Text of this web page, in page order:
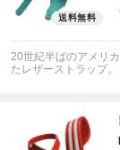
20世紀半ばのアメリ
たレザーストラップ。